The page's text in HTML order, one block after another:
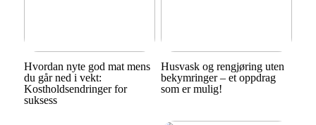
Hvordan nyte god mat mens
du går ned i vekt:
Kostholdsendringer for
suksess
Husvask og rengjøring uten
bekymringer – et oppdrag
som er mulig!